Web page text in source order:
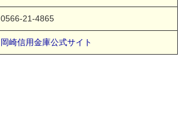
0566-21-4865
岡崎信用金庫公式サイト